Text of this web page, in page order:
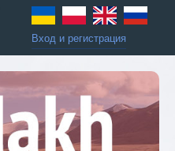
Вход и регистрация